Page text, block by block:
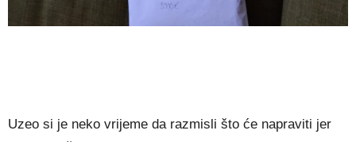
Uzeo si je neko vrijeme da razmisli što će napraviti jer